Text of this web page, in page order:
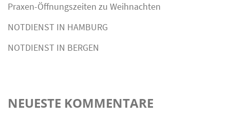
Praxen-Öffnungszeiten zu Weihnachten
NOTDIENST IN HAMBURG
NOTDIENST IN BERGEN
NEUESTE KOMMENTARE